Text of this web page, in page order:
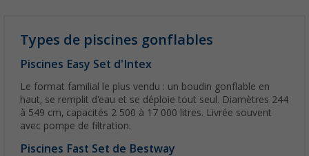
Types de piscines gonflables
Piscines Easy Set d'Intex
Le format familial le plus vendu : un boudin gonflable en
haut, se remplit d'eau et se déploie tout seul. Diamètres 244
à 549 cm, capacités 2 500 à 17 000 litres. Livrée souvent
avec pompe de filtration.
Piscines Fast Set de Bestway